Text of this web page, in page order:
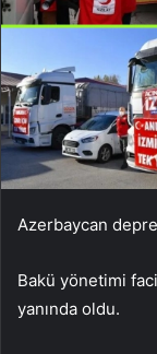
Azerbaycan
Bakü yönetimi
yanında oldu.